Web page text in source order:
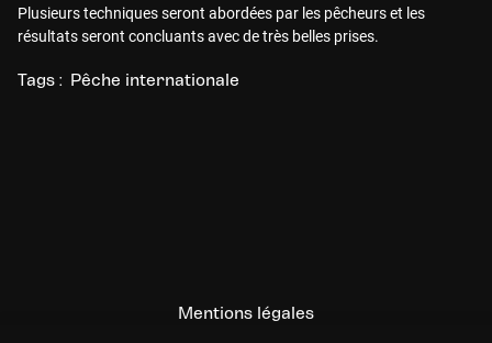
Plusieurs techniques seront abordées par les pêcheurs et les
résultats seront concluants avec de très belles prises.
Tags : Pêche internationale
Mentions légales